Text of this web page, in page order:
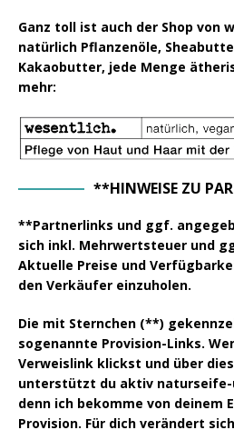
Ganz toll ist auch der Shop von
natürlich Pflanzenöle,
Kakaobutter, jede Menge
mehr:
**HINWEISE ZU
**Partnerlinks und ggf.
sich inkl. Mehrwertsteuer und
Aktuelle Preise und
den Verkäufer einzuholen.
Die mit Sternchen (**)
sogenannte Provision-Links.
Verweislink klickst und über
unterstützt du aktiv naturseife-
denn ich bekomme von deinem
Provision. Für dich verändert